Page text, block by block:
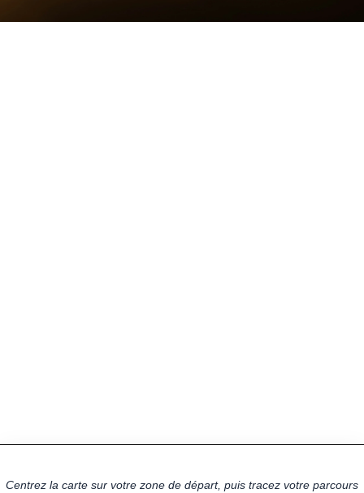
Centrez la carte sur votre zone de départ, puis tracez votre parcours